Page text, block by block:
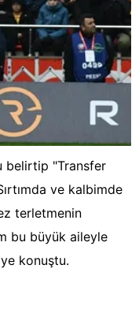
belirtip "Transfer
ve kalbimde
terletmenin
bu büyük aileyle
konuştu.